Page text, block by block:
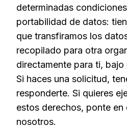
determinadas
portabilidad de datos:
que transfiramos los
recopilado para otra
directamente para ti,
Si haces una solicitud,
responderte. Si quieres
estos derechos, ponte
nosotros.